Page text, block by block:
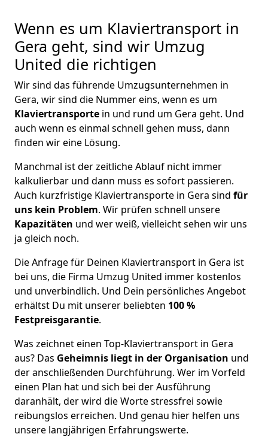
Wenn es um Klaviertransport in
Gera geht, sind wir Umzug
United die richtigen
Wir sind das führende Umzugsunternehmen in
Gera, wir sind die Nummer eins, wenn es um
Klaviertransporte in und rund um Gera geht. Und
auch wenn es einmal schnell gehen muss, dann
finden wir eine Lösung.
Manchmal ist der zeitliche Ablauf nicht immer
kalkulierbar und dann muss es sofort passieren.
Auch kurzfristige Klaviertransporte in Gera sind für
uns kein Problem. Wir prüfen schnell unsere
Kapazitäten und wer weiß, vielleicht sehen wir uns
ja gleich noch.
Die Anfrage für Deinen Klaviertransport in Gera ist
bei uns, die Firma Umzug United immer kostenlos
und unverbindlich. Und Dein persönliches Angebot
erhältst Du mit unserer beliebten 100 %
Festpreisgarantie.
Was zeichnet einen Top-Klaviertransport in Gera
aus? Das Geheimnis liegt in der Organisation und
der anschließenden Durchführung. Wer im Vorfeld
einen Plan hat und sich bei der Ausführung
daranhält, der wird die Worte stressfrei sowie
reibungslos erreichen. Und genau hier helfen uns
unsere langjährigen Erfahrungswerte.